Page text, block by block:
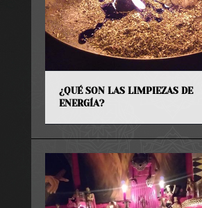
¿QUÉ SON LAS LIMPIEZAS DE
ENERGÍA?